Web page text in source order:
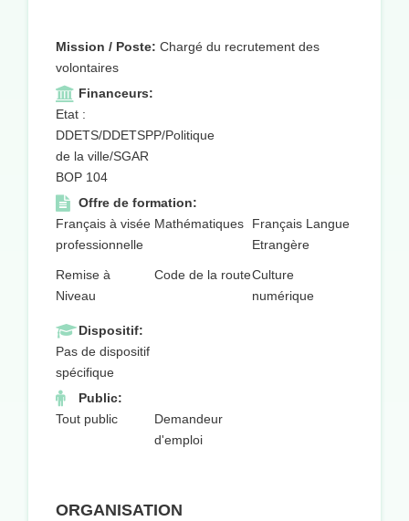
Mission / Poste: Chargé du recrutement des
volontaires
Financeurs:
Etat :
DDETS/DDETSPP/Politique
de la ville/SGAR
BOP 104
Offre de formation:
Français à visée
professionnelle
Mathématiques
Français Langue
Etrangère
Remise à
Niveau
Code de la routeCulture
numérique
Dispositif:
Pas de dispositif
spécifique
Public:
Tout public
Demandeur
d'emploi
ORGANISATION